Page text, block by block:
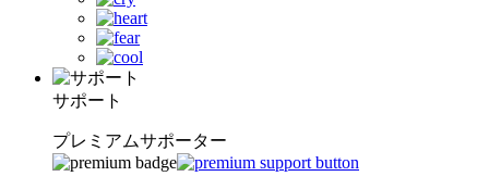
サポート
プレミアムサポーター